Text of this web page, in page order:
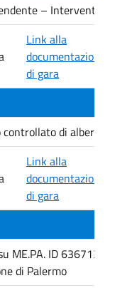
– Interventi
Link alla
documentazione
di gara
di
Link alla
documentazione
di gara
ME.PA. ID 6367131
di Palermo